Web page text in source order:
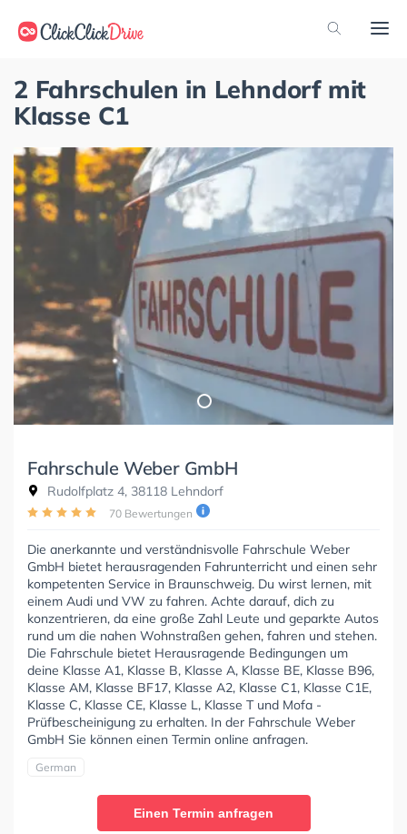
2 Fahrschulen in Lehndorf mit
Klasse C1
Fahrschule Weber GmbH
Rudolfplatz 4, 38118 Lehndorf
70 Bewertungen
Die anerkannte und verständnisvolle Fahrschule Weber
GmbH bietet herausragenden Fahrunterricht und einen sehr
kompetenten Service in Braunschweig. Du wirst lernen, mit
einem Audi und VW zu fahren. Achte darauf, dich zu
konzentrieren, da eine große Zahl Leute und geparkte Autos
rund um die nahen Wohnstraßen gehen, fahren und stehen.
Die Fahrschule bietet Herausragende Bedingungen um
deine Klasse A1, Klasse B, Klasse A, Klasse BE, Klasse B96,
Klasse AM, Klasse BF17, Klasse A2, Klasse C1, Klasse C1E,
Klasse C, Klasse CE, Klasse L, Klasse T und Mofa -
Prüfbescheinigung zu erhalten. In der Fahrschule Weber
GmbH Sie können einen Termin online anfragen.
German
Einen Termin anfragen